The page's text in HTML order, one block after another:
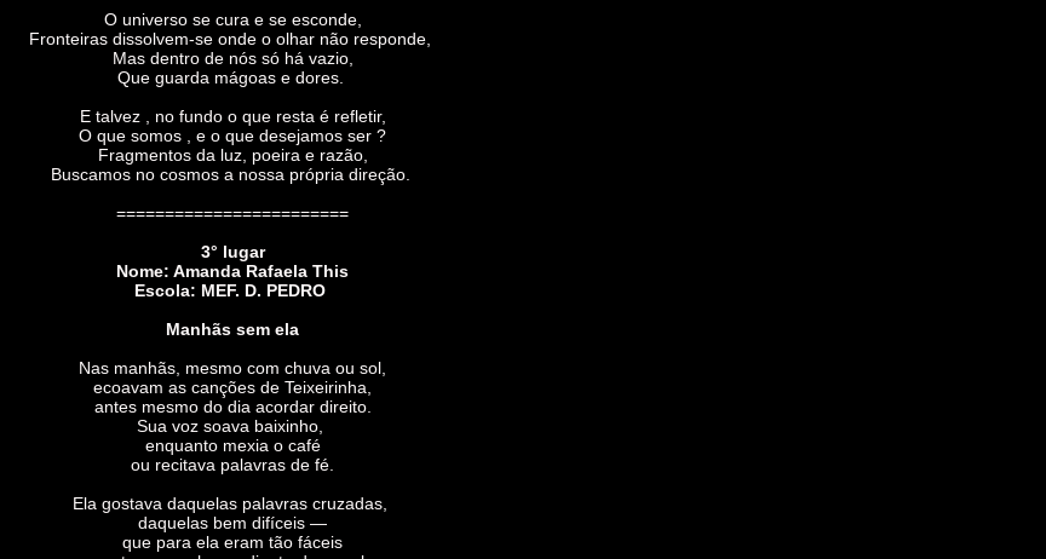
O universo se cura e se esconde,
Fronteiras dissolvem-se onde o olhar não responde,
Mas dentro de nós só há vazio,
Que guarda mágoas e dores.
E talvez , no fundo o que resta é refletir,
O que somos , e o que desejamos ser ?
Fragmentos da luz, poeira e razão,
Buscamos no cosmos a nossa própria direção.
========================
3° lugar
Nome: Amanda Rafaela This
Escola: MEF. D. PEDRO
Manhãs sem ela
Nas manhãs, mesmo com chuva ou sol,
ecoavam as canções de Teixeirinha,
antes mesmo do dia acordar direito.
Sua voz soava baixinho,
enquanto mexia o café
ou recitava palavras de fé.
Ela gostava daquelas palavras cruzadas,
daquelas bem difíceis —
que para ela eram tão fáceis